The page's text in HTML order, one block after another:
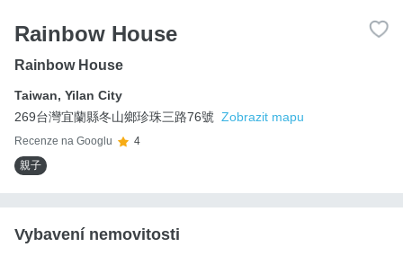
Rainbow House
Rainbow House
Taiwan, Yilan City
269台灣宜蘭縣冬山鄉珍珠三路76號 Zobrazit mapu
Recenze na Googlu
4
親子
Vybavení nemovitosti